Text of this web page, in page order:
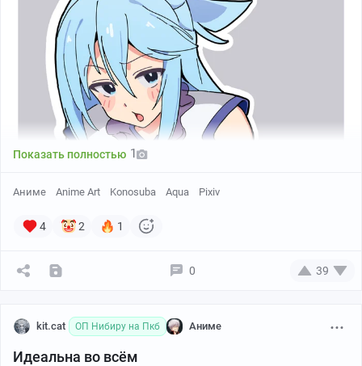
Показать полностью 1
Аниме Anime Art Konosuba Aqua Pixiv
4 2 1
0 39
kit.cat ОП Нибиру на Пкб Аниме
Идеальна во всём